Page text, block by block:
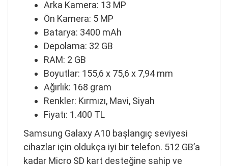
Arka Kamera: 13 MP
Ön Kamera: 5 MP
Batarya: 3400 mAh
Depolama: 32 GB
RAM: 2 GB
Boyutlar: 155,6 x 75,6 x 7,94 mm
Ağırlık: 168 gram
Renkler: Kırmızı, Mavi, Siyah
Fiyatı: 1.400 TL
Samsung Galaxy A10 başlangıç seviyesi
cihazlar için oldukça iyi bir telefon. 512 GB’a
kadar Micro SD kart desteğine sahip ve